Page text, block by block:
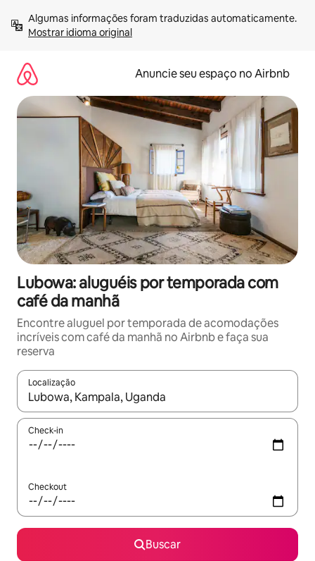
para
Mostrar idioma original
Anuncie seu espaço no Airbnb
Lubowa: aluguéis por temporada com
café da manhã
Encontre aluguel por temporada de acomodações
incríveis com café da manhã no Airbnb e faça sua
reserva
Localização
Quando os resultados estiverem disponíveis, explore-os
Check-in
Checkout
Buscar